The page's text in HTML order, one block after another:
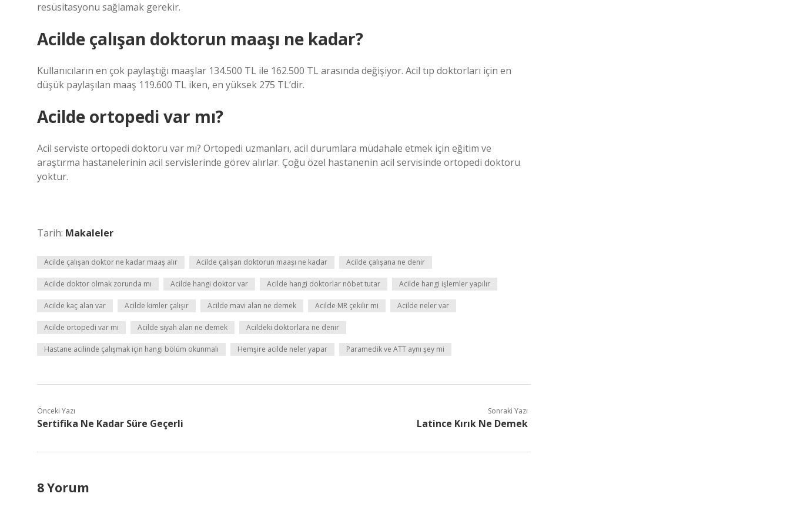
resüsitasyonu sağlamak gerekir.
Acilde çalışan doktorun maaşı ne kadar?
Kullanıcıların en çok paylaştığı maaşlar 134.500 TL ile 162.500 TL arasında değişiyor. Acil tıp doktorları için en
düşük paylaşılan maaş 119.600 TL iken, en yüksek 275 TL’dir.
Acilde ortopedi var mı?
Acil serviste ortopedi doktoru var mı? Ortopedi uzmanları, acil durumlara müdahale etmek için eğitim ve
araştırma hastanelerinin acil servislerinde görev alırlar. Çoğu özel hastanenin acil servisinde ortopedi doktoru
yoktur.
Tarih: Makaleler
Acilde çalışan doktor ne kadar maaş alır Acilde çalışan doktorun maaşı ne kadar Acilde çalışana ne denir
Acilde doktor olmak zorunda mı Acilde hangi doktor var Acilde hangi doktorlar nöbet tutar Acilde hangi işlemler yapılır
Acilde kaç alan var Acilde kimler çalışır Acilde mavi alan ne demek Acilde MR çekilir mi Acilde neler var
Acilde ortopedi var mı Acilde siyah alan ne demek Acildeki doktorlara ne denir
Hastane acilinde çalışmak için hangi bölüm okunmalı Hemşire acilde neler yapar Paramedik ve ATT aynı şey mi
Önceki Yazı
Sertifika Ne Kadar Süre Geçerli
Sonraki Yazı
Latince Kırık Ne Demek
8 Yorum